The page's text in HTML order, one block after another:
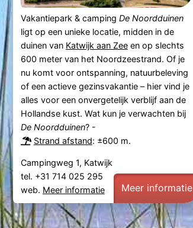
Vakantiepark & camping De Noordduinen
ligt op een unieke locatie, midden in de
duinen van Katwijk aan Zeeen op slechts
600 meter van het Noordzeestrand. Of je
nu komt voor ontspanning, natuurbeleving
of een actieve gezinsvakantie – hier vind je
alles voor een onvergetelijk verblijf aan de
Hollandse kust. Wat kun je verwachten bij
De Noordduinen? -
Strand afstand: ±600 m.
Campingweg 1, Katwijk
tel. +31 714 025 295
web. Meer informatie Meer informatie